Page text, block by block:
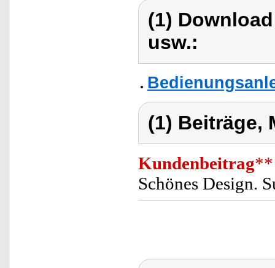
(1)
usw.:
(1) Beiträge,
Kundenbeitrag**
Schönes Design.